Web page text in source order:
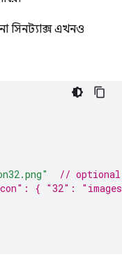
সিনট্যাক্স এখনও
// optional
{ "32":